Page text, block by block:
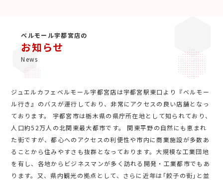
ベルモール宇都宮店の
お知らせ
News
ジュエルカフェベルモール宇都宮店は宇都宮駅東口より『ベルモー
ル行き』のバスが運行しており、非常にアクセスの良い店舗となっ
ております。 宇都宮市は栃木県の県庁所在地として知られており、
人口約52万人の北関東最大都市です。 関東平野の自然にも恵まれ
た街ですが、都心へのアクセスの利便性や市内に商業施設が多数あ
ることから住みやすさも抜群となっております。大規模な工業団地
を有し、各地からビジネスマンが多く訪れる開発・工業都市でもあ
ります。又、県内観光の拠点として、さらに近年は｢餃子の街｣と並